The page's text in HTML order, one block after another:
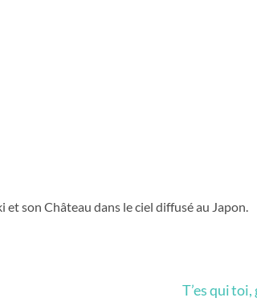
et son Château dans le ciel diffusé au Japon.
T’es qui toi,